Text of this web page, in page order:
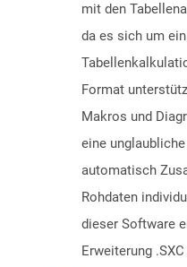
mit den
da es sich um
Format
Makros und
eine
automatisch
Rohdaten
dieser Software
Erweiterung